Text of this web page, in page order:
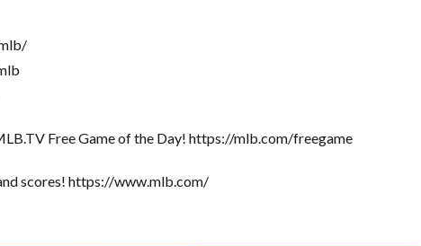
Free Game of the Day! https://mlb.com/freegame
scores! https://www.mlb.com/